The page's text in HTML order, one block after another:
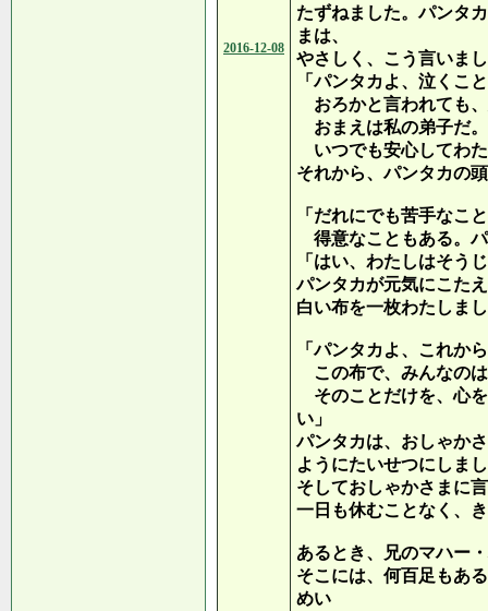
2016-12-08
たずねました。パンタ
まは、
やさしく、こう言いま
「パンタカよ、泣くこ
おろかと言われても
おまえは私の弟子だ
いつでも安心してわ
それから、パンタカの
「だれにでも苦手なこ
得意なこともある。
「はい、わたしはそう
パンタカが元気にこた
白い布を一枚わたしま
「パンタカよ、これか
この布で、みんなの
そのことだけを、心
い」
パンタカは、おしゃか
ようにたいせつにしま
そしておしゃかさまに
一日も休むことなく、
あるとき、兄のマハー
そこには、何百足もあ
めい